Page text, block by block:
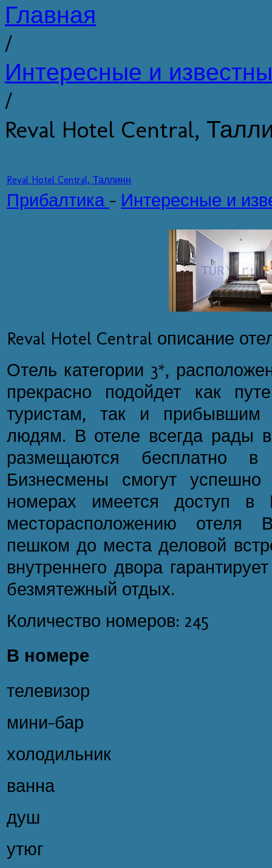
Главная
/
Интересные и
/
Reval Hotel Central,
Reval Hotel Central, Таллинн
Прибалтика - Интересные и
Reval Hotel Central описание
Отель категории 3*,
прекрасно подойдет как
туристам, так и
людям. В отеле всегда рады
размещаются бесплатно в
Бизнесмены смогут
номерах имеется доступ в
месторасположению
пешком до места деловой
внутреннего двора
безмятежный отдых.
Количество номеров: 245
В номере
телевизор
мини-бар
холодильник
ванна
душ
утюг